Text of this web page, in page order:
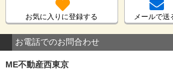
お気に入りに登録する メールで送
お電話でのお問合わせ
ME不動産西東京